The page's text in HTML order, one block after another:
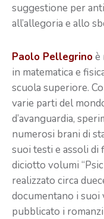
suggestione per
all’allegoria e allo
Paolo Pellegrinoè
in matematica e
scuola superiore.
varie parti del
d’avanguardia,
numerosi brani di
suoi testi e assoli di
diciotto volumi
realizzato circa
documentano i suoi
pubblicato i